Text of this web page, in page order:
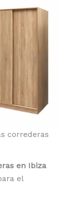
correderas
en Ibiza
el